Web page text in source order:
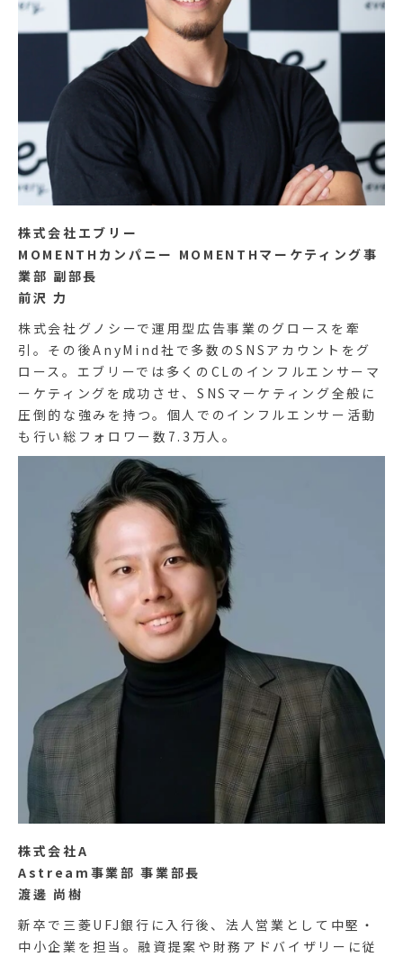
株式会社エブリー
MOMENTHカンパニー MOMENTHマーケティング事
業部 副部長
前沢 力
株式会社グノシーで運用型広告事業のグロースを牽
引。その後AnyMind社で多数のSNSアカウントをグ
ロース。エブリーでは多くのCLのインフルエンサーマ
ーケティングを成功させ、SNSマーケティング全般に
圧倒的な強みを持つ。個人でのインフルエンサー活動
も行い総フォロワー数7.3万人。
株式会社A
Astream事業部 事業部長
渡邊 尚樹
新卒で三菱UFJ銀行に入行後、法人営業として中堅・
中小企業を担当。融資提案や財務アドバイザリーに従